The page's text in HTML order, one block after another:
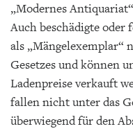
„Modernes
Auch beschädigte
als „Mängelexemplar“
Gesetzes und können
Ladenpreise verkauft
fallen nicht unter das
überwiegend für den